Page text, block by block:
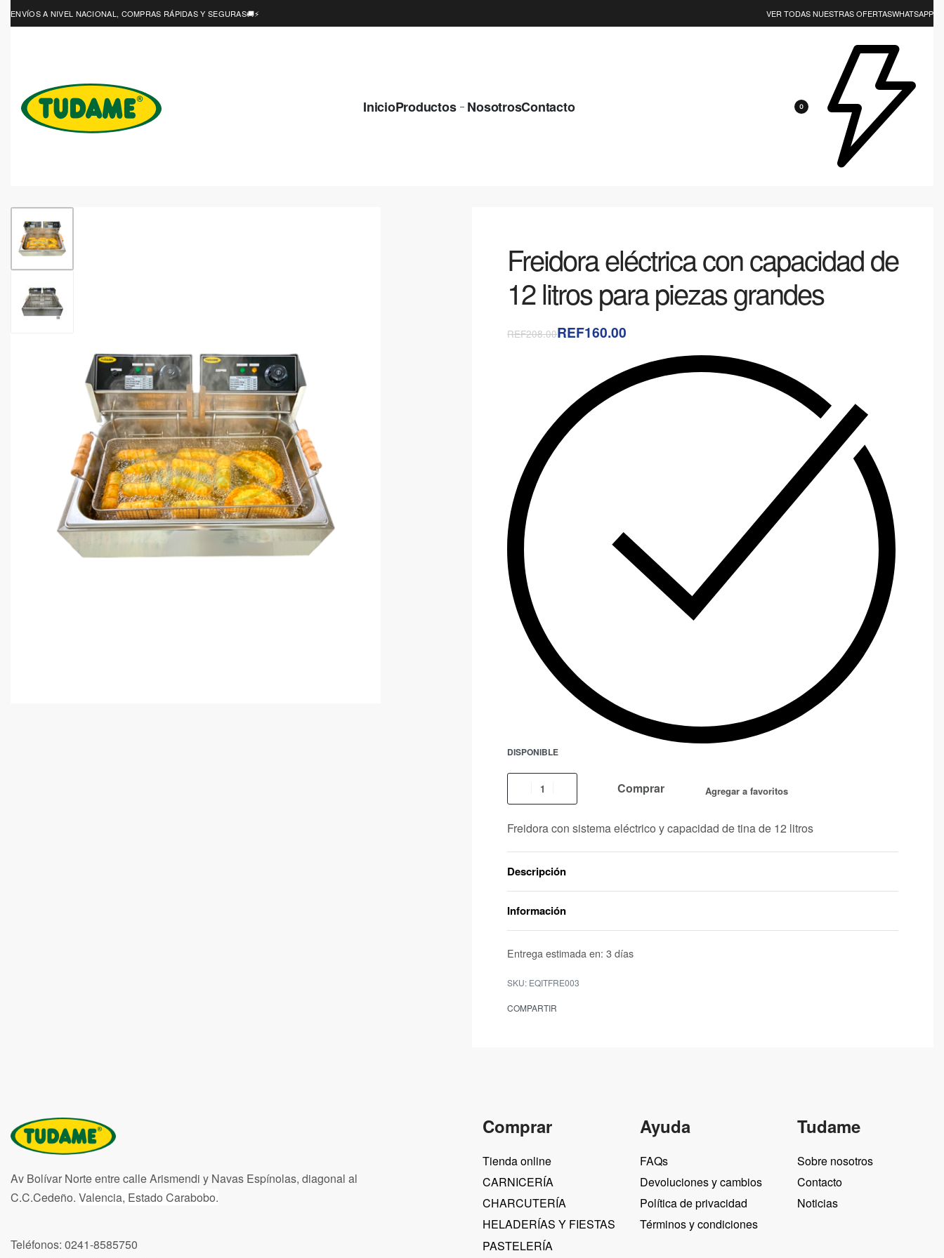
ENVÍOS A NIVEL NACIONAL, COMPRAS RÁPIDAS Y SEGURAS🚚⚡ VER TODAS NUESTRAS OFERTASWHATSAPP
InicioProductos NosotrosContacto 0
Freidora eléctrica con capacidad de
12 litros para piezas grandes
REF208.00REF160.00
DISPONIBLE
Comprar Agregar a favoritos
Freidora con sistema eléctrico y capacidad de tina de 12 litros
Descripción
Información
Entrega estimada en: 3 días
EQITFRE003
COMPARTIR
Av Bolívar Norte entre calle Arismendi y Navas Espínolas, diagonal al
C.C.Cedeño. Valencia, Estado Carabobo.
Teléfonos: 0241-8585750
Comprar
Tienda online
CARNICERÍA
CHARCUTERÍA
HELADERÍAS Y FIESTAS
PASTELERÍA
Ayuda
FAQs
Devoluciones y cambios
Política de privacidad
Términos y condiciones
Tudame
Sobre nosotros
Contacto
Noticias